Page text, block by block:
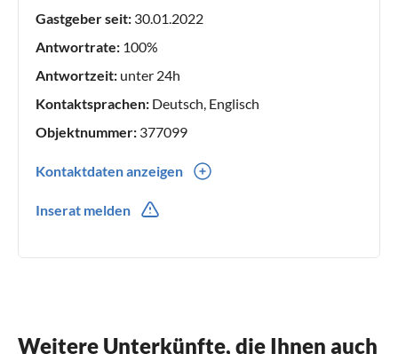
Gastgeber seit: 30.01.2022
Antwortrate: 100%
Antwortzeit: unter 24h
Kontaktsprachen: Deutsch, Englisch
Objektnummer: 377099
Kontaktdaten anzeigen
Inserat melden
Weitere Unterkünfte, die Ihnen auch